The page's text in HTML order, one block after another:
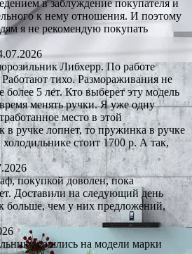
в заблуждение покупателя и
к нему отношения. И поэтому
я не рекомендую покупать
Либхерр. По работе
тихо. Размораживания не
5 лет. Кто выберет эту модель
время менять ручки. Я уже одну
место в этой
в ручке лопнет, то пружинка в ручке
стоит 1700 р. А так,
покупкой доволен, пока
Доставили на следующий день
больше, чем у них предложений,
, сошлись на модели марки